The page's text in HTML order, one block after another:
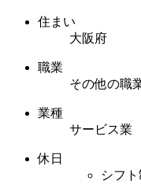
住まい
大阪府
職業
その他の職
業種
サービス業
休日
シフト